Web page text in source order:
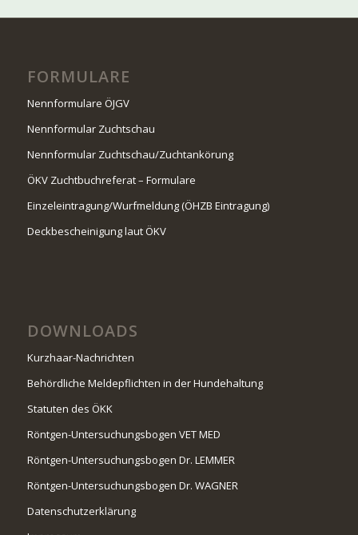
FORMULARE
Nennformulare ÖJGV
Nennformular Zuchtschau
Nennformular Zuchtschau/Zuchtankörung
ÖKV Zuchtbuchreferat – Formulare
Einzeleintragung/Wurfmeldung (ÖHZB Eintragung)
Deckbescheinigung laut ÖKV
DOWNLOADS
Kurzhaar-Nachrichten
Behördliche Meldepflichten in der Hundehaltung
Statuten des ÖKK
Röntgen-Untersuchungsbogen VET MED
Röntgen-Untersuchungsbogen Dr. LEMMER
Röntgen-Untersuchungsbogen Dr. WAGNER
Datenschutzerklärung